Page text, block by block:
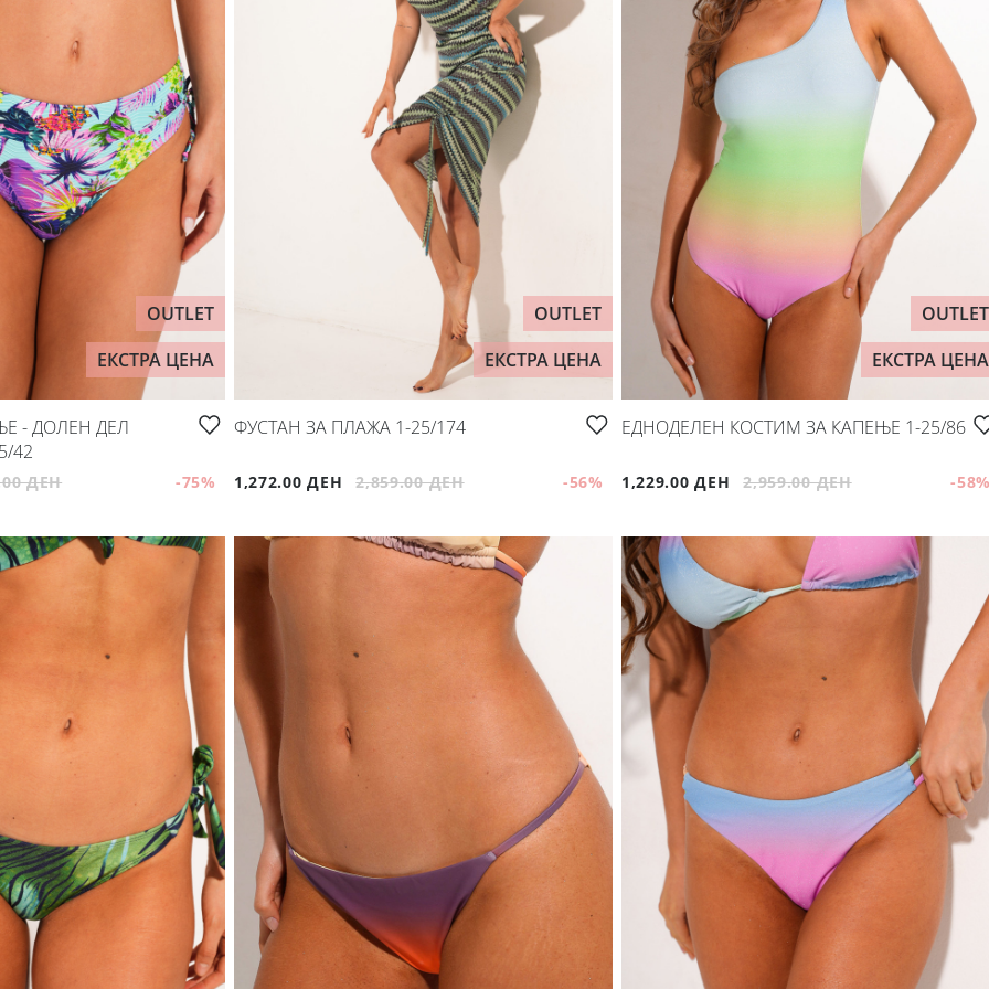
OUTLET
ЕКСТРА ЦЕНА
- ДОЛЕН ДЕЛ
42
ДЕН -75%
OUTLET
ЕКСТРА ЦЕНА
ФУСТАН ЗА ПЛАЖА 1-25/174
1,272.00 ДЕН 2,859.00 ДЕН -56%
OUTLET
ЕКСТРА ЦЕНА
ЕДНОДЕЛЕН КОСТИМ ЗА КАПЕЊЕ 1-25/86
1,229.00 ДЕН 2,959.00 ДЕН -58